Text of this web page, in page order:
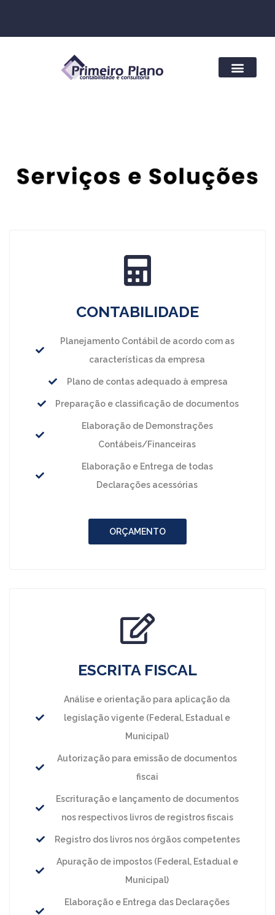
CONTABILIDADE
Planejamento Contábil de acordo com as
características da empresa
Plano de contas adequado à empresa
Preparação e classificação de documentos
Elaboração de Demonstrações
Contábeis/Financeiras
Elaboração e Entrega de todas
Declarações acessórias
ORÇAMENTO
ESCRITA FISCAL
Análise e orientação para aplicação da
legislação vigente (Federal, Estadual e
Municipal)
Autorização para emissão de documentos
fiscai
Escrituração e lançamento de documentos
nos respectivos livros de registros fiscais
Registro dos livros nos órgãos competentes
Apuração de impostos (Federal, Estadual e
Municipal)
Elaboração e Entrega das Declarações